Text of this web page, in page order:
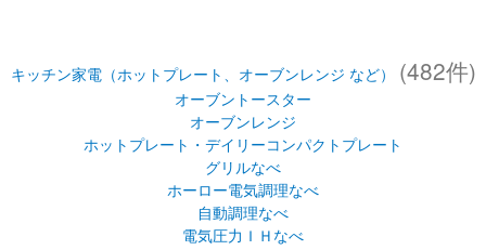
キッチン家電（ホットプレート、オーブンレンジ など） (482件)
オーブントースター
オーブンレンジ
ホットプレート・デイリーコンパクトプレート
グリルなべ
ホーロー電気調理なべ
自動調理なべ
電気圧力ＩＨなべ